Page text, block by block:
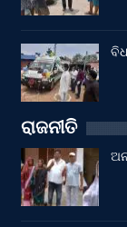
ରାଜନୀତି